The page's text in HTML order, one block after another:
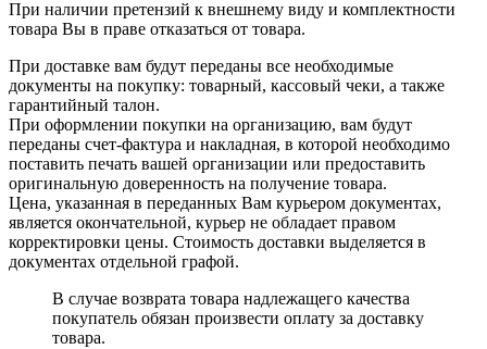
При наличии претензий к внешнему виду и комплектности
товара Вы в праве отказаться от товара.
При доставке вам будут переданы все необходимые
документы на покупку: товарный, кассовый чеки, а также
гарантийный талон.
При оформлении покупки на организацию, вам будут
переданы счет-фактура и накладная, в которой необходимо
поставить печать вашей организации или предоставить
оригинальную доверенность на получение товара.
Цена, указанная в переданных Вам курьером документах,
является окончательной, курьер не обладает правом
корректировки цены. Стоимость доставки выделяется в
документах отдельной графой.
В случае возврата товара надлежащего качества
покупатель обязан произвести оплату за доставку
товара.